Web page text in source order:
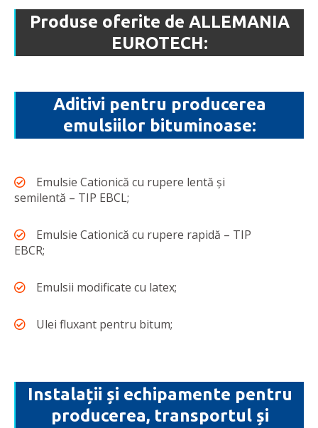
Produse oferite de ALLEMANIA
EUROTECH:
Aditivi pentru producerea
emulsiilor bituminoase:
Emulsie Cationică cu rupere lentă și
semilentă – TIP EBCL;
Emulsie Cationică cu rupere rapidă – TIP
EBCR;
Emulsii modificate cu latex;
Ulei fluxant pentru bitum;
Instalații și echipamente pentru
producerea, transportul și